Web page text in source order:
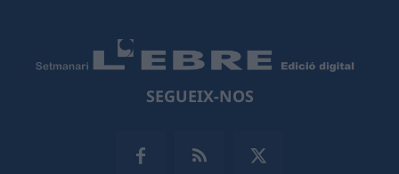
SEGUEIX-NOS